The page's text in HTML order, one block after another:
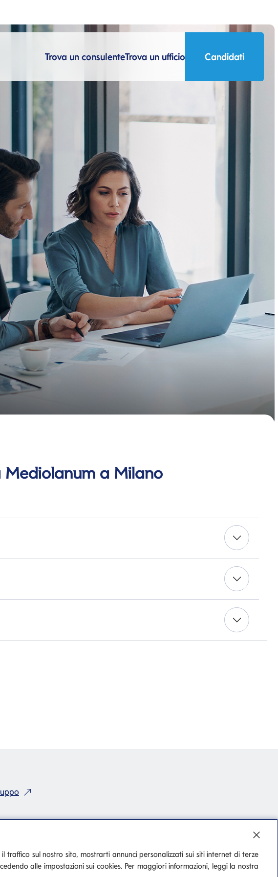
Trova un consulenteTrova un ufficio
Candidati
Mediolanum a Milano
Seguici su: Si apre in una nuova pagina
PrivacyCookie Policy
sul nostro sito, mostrarti annunci personalizzati sui siti internet di terze
alle impostazioni sui cookies. Per maggiori informazioni, leggi la nostra